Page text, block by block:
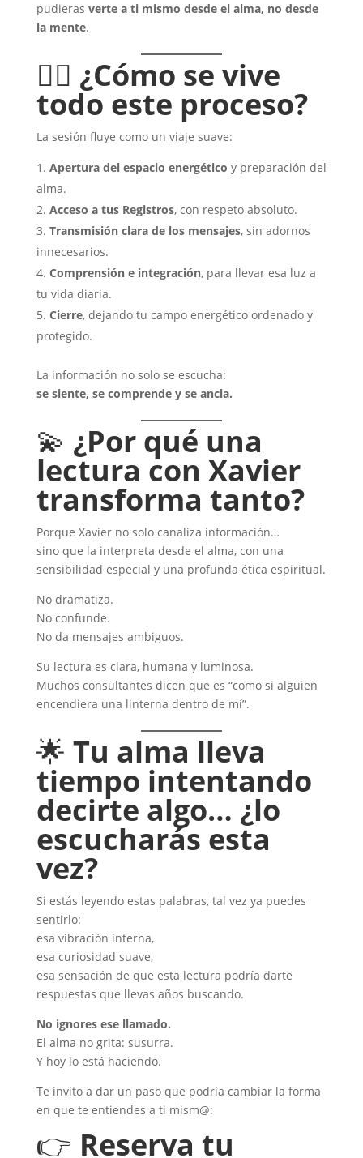
pudieras verte a ti mismo desde el alma, no desde
la mente.
🧘‍♂️ ¿Cómo se vive
todo este proceso?
La sesión fluye como un viaje suave:
Apertura del espacio energético y preparación del
alma.
Acceso a tus Registros, con respeto absoluto.
Transmisión clara de los mensajes, sin adornos
innecesarios.
Comprensión e integración, para llevar esa luz a
tu vida diaria.
Cierre, dejando tu campo energético ordenado y
protegido.
La información no solo se escucha:
se siente, se comprende y se ancla.
💫 ¿Por qué una
lectura con Xavier
transforma tanto?
Porque Xavier no solo canaliza información…
sino que la interpreta desde el alma, con una
sensibilidad especial y una profunda ética espiritual.
No dramatiza.
No confunde.
No da mensajes ambiguos.
Su lectura es clara, humana y luminosa.
Muchos consultantes dicen que es “como si alguien
encendiera una linterna dentro de mí”.
🌟 Tu alma lleva
tiempo intentando
decirte algo… ¿lo
escucharás esta
vez?
Si estás leyendo estas palabras, tal vez ya puedes
sentirlo:
esa vibración interna,
esa curiosidad suave,
esa sensación de que esta lectura podría darte
respuestas que llevas años buscando.
No ignores ese llamado.
El alma no grita: susurra.
Y hoy lo está haciendo.
Te invito a dar un paso que podría cambiar la forma
en que te entiendes a ti mism@:
👉 Reserva tu